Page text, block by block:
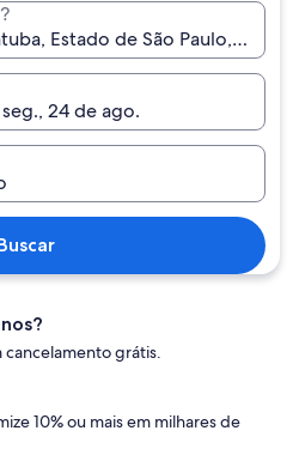
Estado de São Paulo, Brasil
24 de ago.
cancelamento grátis.
10% ou mais em milhares de